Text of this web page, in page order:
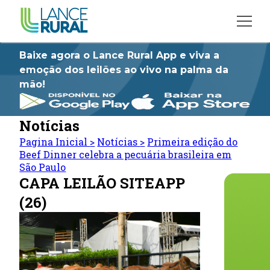
Baixe agora o Lance Rural App e viva a
emoção dos leilões ao vivo na palma da
mão!
Notícias
Pagina Inicial > Notícias > Primeira edição do
Beef Dinner celebra a pecuária brasileira em
São Paulo
CAPA LEILÃO SITEAPP
(26)